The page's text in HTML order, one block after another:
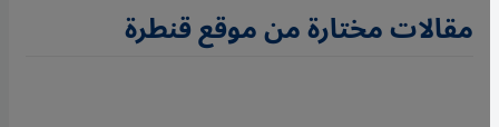
مقالات مختارة من موقع قنطرة